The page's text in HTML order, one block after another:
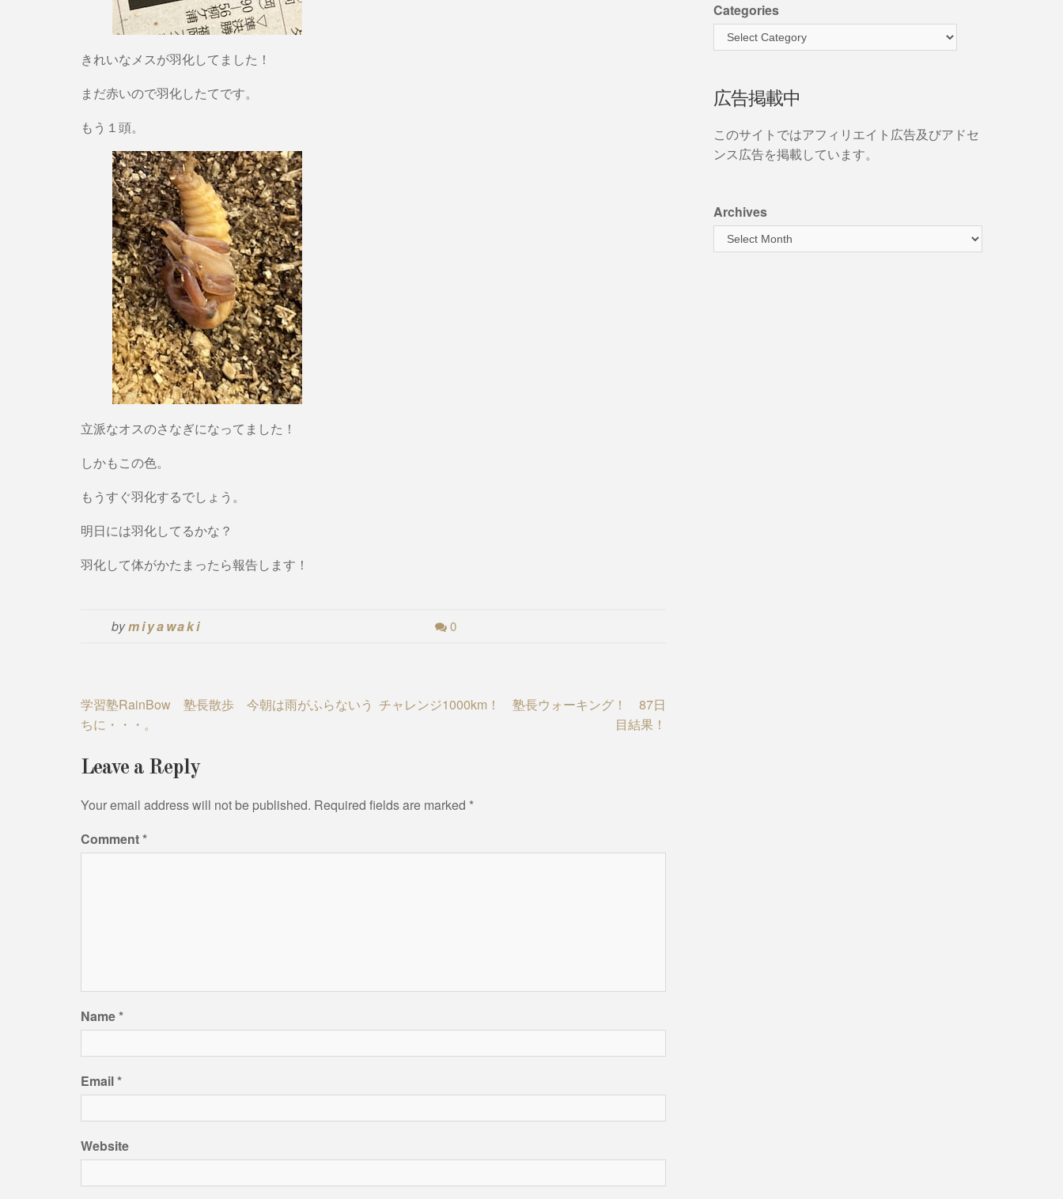
きれいなメスが羽化してました！
まだ赤いので羽化したてです。
もう１頭。
立派なオスのさなぎになってました！
しかもこの色。
もうすぐ羽化するでしょう。
明日には羽化してるかな？
羽化して体がかたまったら報告します！
bymiyawaki 0
Post
navigation
学習塾RainBow 塾長散歩 今朝は雨がふらないう
ちに・・・。
チャレンジ1000km！ 塾長ウォーキング！ 87日
目結果！
Leave a Reply
Your email address will not be published. Required fields are marked *
Comment*
Name*
Email*
Website
Categories
広告掲載中
このサイトではアフィリエイト広告及びアドセ
ンス広告を掲載しています。
Archives